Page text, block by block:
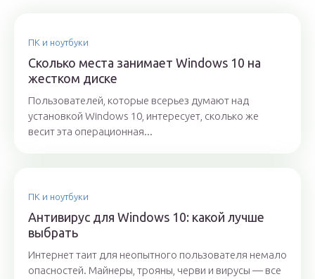
ПК и ноутбуки
Сколько места занимает Windows 10 на
жестком диске
Пользователей, которые всерьез думают над
установкой Windows 10, интересует, сколько же
весит эта операционная...
ПК и ноутбуки
Антивирус для Windows 10: какой лучше
выбрать
Интернет таит для неопытного пользователя немало
опасностей. Майнеры, трояны, черви и вирусы — все